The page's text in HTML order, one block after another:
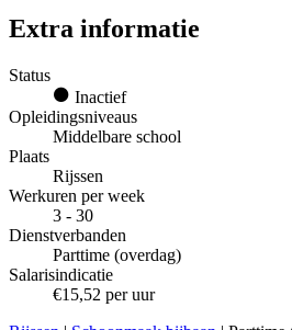
Extra informatie
Status
Inactief
Opleidingsniveaus
Middelbare school
Plaats
Rijssen
Werkuren per week
3 - 30
Dienstverbanden
Parttime (overdag)
Salarisindicatie
€15,52 per uur